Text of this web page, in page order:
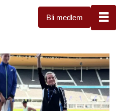
Bli medlem